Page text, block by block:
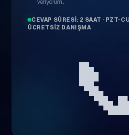
veriyorum.
CEVAP SÜRESI: 2 SAAT · PZT-
ÜCRETSIZ DANIŞMA